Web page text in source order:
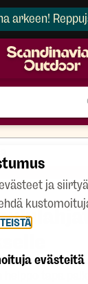
arkeen!
tapa
ja
evästeitä